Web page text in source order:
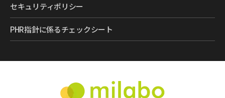
セキュリティポリシー
PHR指針に係るチェックシート